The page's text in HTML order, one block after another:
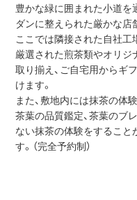
豊かな緑に囲まれた小道を
ダンに整えられた厳かな店
ここでは隣接された自社工
厳選された煎茶類やオリジ
取り揃え、ご自宅用からギ
けます。
また、敷地内には抹茶の体
茶葉の品質鑑定、茶葉のブ
ない抹茶の体験をすること
す。（完全予約制）